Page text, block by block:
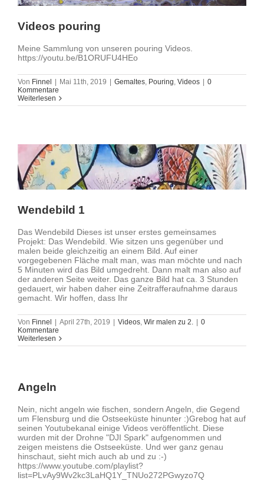
Videos pouring
Meine Sammlung von unseren pouring Videos.
https://youtu.be/B1ORUFU4HEo
Von Finnel | Mai 11th, 2019 | Gemaltes Pouring Videos | 0
Kommentare
Weiterlesen
Wendebild 1
Das Wendebild Dieses ist unser erstes gemeinsames
Projekt: Das Wendebild. Wie sitzen uns gegenüber und
malen beide gleichzeitig an einem Bild. Auf einer
vorgegebenen Fläche malt man, was man möchte und nach
5 Minuten wird das Bild umgedreht. Dann malt man also auf
der anderen Seite weiter. Das ganze Bild hat ca. 3 Stunden
gedauert, wir haben daher eine Zeitrafferaufnahme daraus
gemacht. Wir hoffen, dass Ihr
Von Finnel April 27th, 2019 Videos, Wir malen zu 2.
0
Kommentare
Weiterlesen
Angeln
Nein, nicht angeln wie fischen, sondern Angeln, die Gegend
um Flensburg und die Ostseeküste hinunter :)Grebog hat auf
seinen Youtubekanal einige Videos veröffentlicht. Diese
wurden mit der Drohne "DJI Spark" aufgenommen und
zeigen meistens die Ostseeküste. Und wer ganz genau
hinschaut, sieht mich auch ab und zu :-)
https://www.youtube.com/playlist?
list=PLvAy9Wv2kc3LaHQ1Y_TNUo272PGwyzo7Q